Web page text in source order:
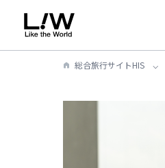
総合旅行サイトHIS